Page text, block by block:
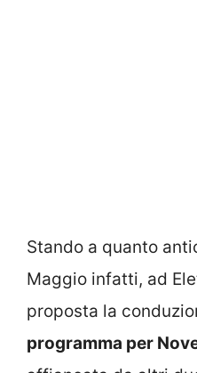
Stando a quanto
Maggio infatti, ad
proposta la
programma per